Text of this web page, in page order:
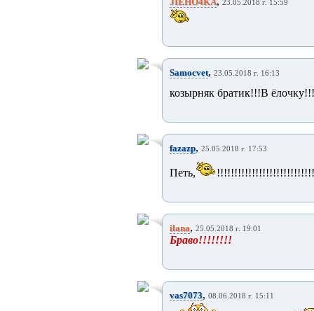
23.05.2018 г. 15:59
Samocvet, 23.05.2018 г. 16:13
козырняк братик!!!В ёлочку!!!
fazazp, 25.05.2018 г. 17:53
Петь,
ilana, 25.05.2018 г. 19:01
Браво!!!!!!!!
vas7073, 08.06.2018 г. 15:11